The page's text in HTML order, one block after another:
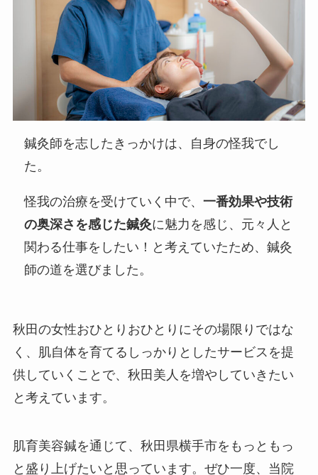
鍼灸師を志したきっかけは、自身の怪我でし
た。
怪我の治療を受けていく中で、一番効果や技術
の奥深さを感じた鍼灸に魅力を感じ、元々人と
関わる仕事をしたい！と考えていたため、鍼灸
師の道を選びました。
秋田の女性おひとりおひとりにその場限りではな
く、肌自体を育てるしっかりとしたサービスを提
供していくことで、秋田美人を増やしていきたい
と考えています。
肌育美容鍼を通じて、秋田県横手市をもっともっ
と盛り上げたいと思っています。ぜひ一度、当院